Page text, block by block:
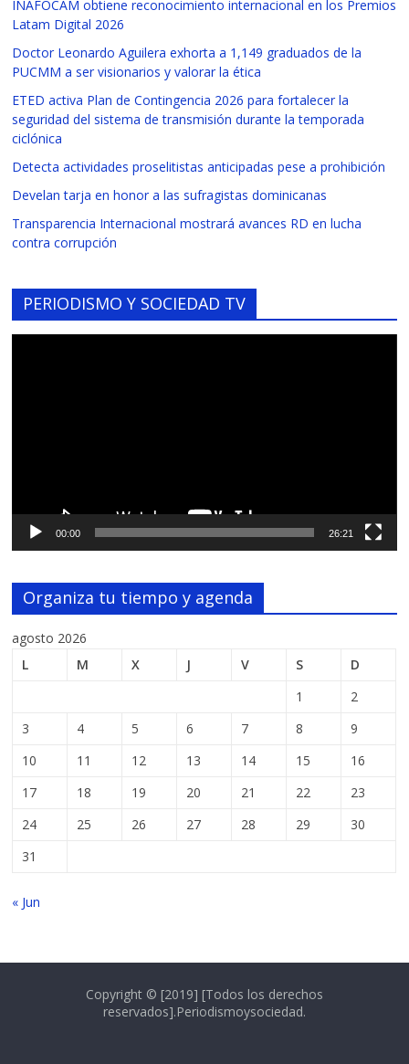
INAFOCAM obtiene reconocimiento internacional en los Premios
Latam Digital 2026
Doctor Leonardo Aguilera exhorta a 1,149 graduados de la
PUCMM a ser visionarios y valorar la ética
ETED activa Plan de Contingencia 2026 para fortalecer la
seguridad del sistema de transmisión durante la temporada
ciclónica
Detecta actividades proselitistas anticipadas pese a prohibición
Develan tarja en honor a las sufragistas dominicanas
Transparencia Internacional mostrará avances RD en lucha
contra corrupción
PERIODISMO Y SOCIEDAD TV
00:00 26:21
Organiza tu tiempo y agenda
agosto 2026
L
M X J V S
D
1
2
3
4 5 6 7 8
9
10
11 12 13 14 15
16
17
18 19 20 21 22
23
24
25 26 27 28 29
30
31
« Jun
Copyright © [2019] [Todos los derechos
reservados].Periodismoysociedad.